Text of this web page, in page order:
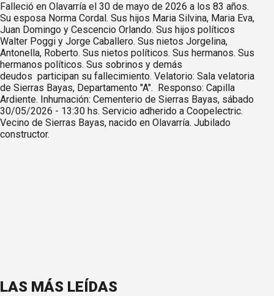
Falleció en Olavarría el 30 de mayo de 2026 a los 83 años.
Su esposa Norma Cordal. Sus hijos Maria Silvina, Maria Eva,
Juan Domingo y Cescencio Orlando. Sus hijos políticos
Walter Poggi y Jorge Caballero. Sus nietos Jorgelina,
Antonella, Roberto. Sus nietos políticos. Sus hermanos. Sus
hermanos políticos. Sus sobrinos y demás
deudos participan su fallecimiento. Velatorio: Sala velatoria
de Sierras Bayas, Departamento "A". Responso: Capilla
Ardiente. Inhumación: Cementerio de Sierras Bayas, sábado
30/05/2026 - 13:30 hs. Servicio adherido a Coopelectric.
Vecino de Sierras Bayas, nacido en Olavarría. Jubilado
constructor.
LAS MÁS LEÍDAS